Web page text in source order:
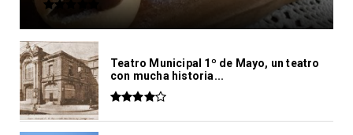
Teatro Municipal 1º de Mayo, un teatro
con mucha historia...